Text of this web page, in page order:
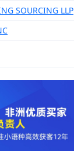
SOURCING LLP